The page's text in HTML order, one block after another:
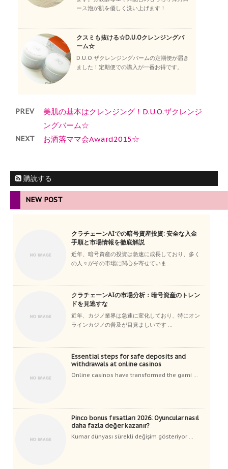
ース泡が肌を優しく洗い上げます！
クスミも抜ける☆D.U.Oクレンジングバ
ーム☆
D.U.O.ザクレンジングバームの定期便が届き
ました！定期便での購入が一番お得です。
PREV
美肌の基本はクレンジング！D.U.O.ザクレンジ
ングバーム☆
NEXT お洒落ママ会Award2015☆
購読する
NEW POST
クラチェーンAIでの暗号資産投資: 安全な入金
手順と市場情報を徹底解説
近年、暗号資産の投資は急速に成長しており、多く
の人々がその市場に関心を寄せていま ...
クラチェーンAIの市場分析：暗号資産のトレン
ドを見逃すな
近年、カジノ業界は急速に変化しており、特にオン
ラインカジノの普及が目覚ましいです ...
Essential steps for safe deposits and
withdrawals at online casinos
Online casinos have transformed the gami ...
Pinco bonus fırsatları 2026: Oyuncular nasıl
daha fazla değer kazanır?
Kumar dünyası sürekli değişim gösteriyor ...